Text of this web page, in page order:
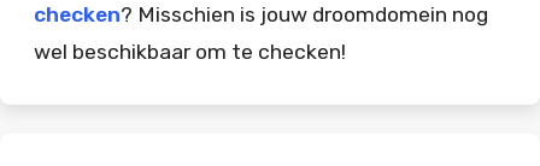
checken? Misschien is jouw droomdomein nog
wel beschikbaar om te checken!